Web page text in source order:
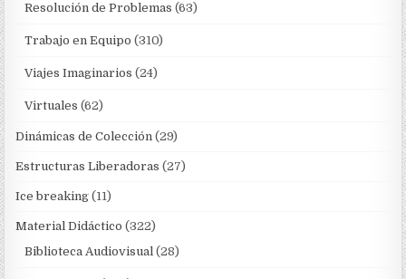
Resolución de Problemas (63)
Trabajo en Equipo (310)
Viajes Imaginarios (24)
Virtuales (62)
Dinámicas de Colección (29)
Estructuras Liberadoras (27)
Ice breaking (11)
Material Didáctico (322)
Biblioteca Audiovisual (28)